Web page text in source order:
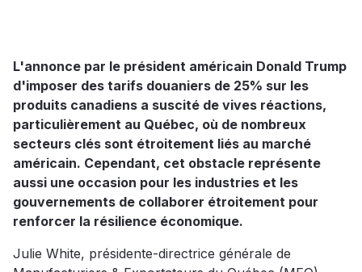
L'annonce par le président américain Donald Trump
d'imposer des tarifs douaniers de 25% sur les
produits canadiens a suscité de vives réactions,
particulièrement au Québec, où de nombreux
secteurs clés sont étroitement liés au marché
américain. Cependant, cet obstacle représente
aussi une occasion pour les industries et les
gouvernements de collaborer étroitement pour
renforcer la résilience économique.
Julie White, présidente-directrice générale de